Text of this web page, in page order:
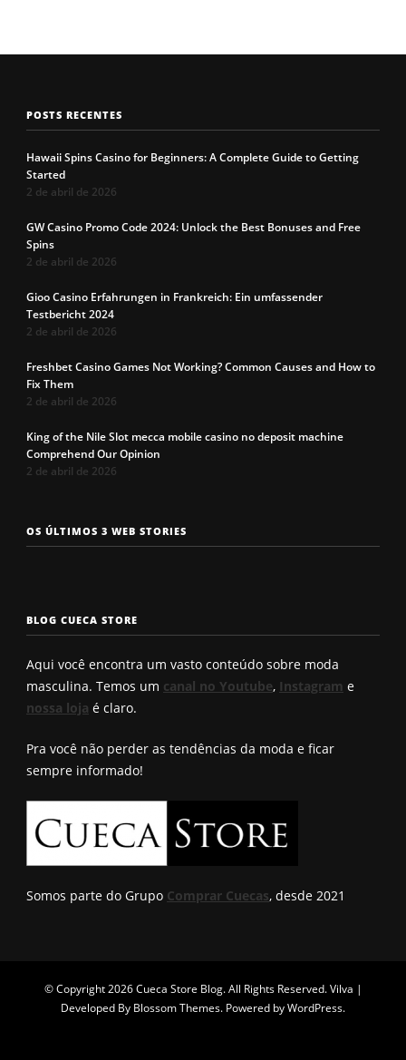
POSTS RECENTES
Hawaii Spins Casino for Beginners: A Complete Guide to Getting
Started
2 de abril de 2026
GW Casino Promo Code 2024: Unlock the Best Bonuses and Free
Spins
2 de abril de 2026
Gioo Casino Erfahrungen in Frankreich: Ein umfassender
Testbericht 2024
2 de abril de 2026
Freshbet Casino Games Not Working? Common Causes and How to
Fix Them
2 de abril de 2026
King of the Nile Slot mecca mobile casino no deposit machine
Comprehend Our Opinion
2 de abril de 2026
OS ÚLTIMOS 3 WEB STORIES
Os 7 tipos de
rosto
Cueca com
enchimento
a cueca
Roberto
BLOG CUECA STORE
Aqui você encontra um vasto conteúdo sobre moda
masculina. Temos um canal no Youtube, Instagram e
nossa loja é claro.
Pra você não perder as tendências da moda e ficar
sempre informado!
Somos parte do Grupo Comprar Cuecas, desde 2021
© Copyright 2026Cueca Store Blog. All Rights Reserved.Vilva |
Developed By Blossom Themes. Powered byWordPress.